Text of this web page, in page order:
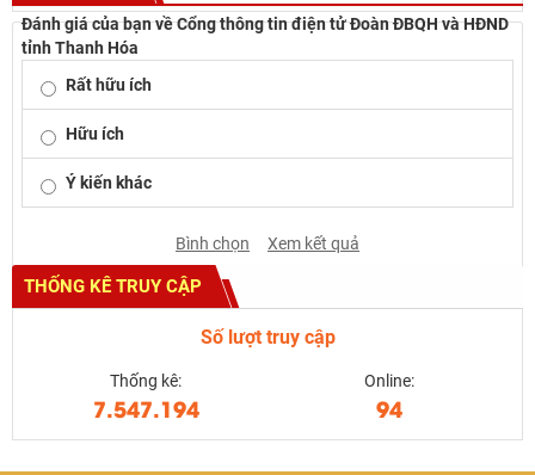
Đánh giá của bạn về Cổng thông tin điện tử Đoàn ĐBQH và HĐND
tỉnh Thanh Hóa
Rất hữu ích
Hữu ích
Ý kiến khác
Bình chọn Xem kết quả
THỐNG KÊ TRUY CẬP
Số lượt truy cập
Thống kê:
7.547.194
Online:
94